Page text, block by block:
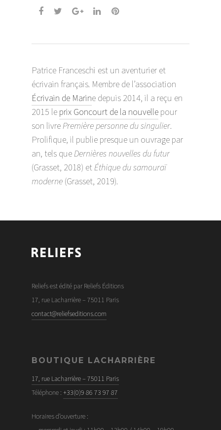
Patrice Franceschi est un aventurier et
écrivain français. Membre de l’association
Écrivain de Marine depuis 2014, il a reçu en
2015 le prix Goncourt de la nouvelle pour
son livrePremière personne du singulier.
Prolifique, il publie presque un ouvrage par
an, tels queDernières nouvelles du futur
(Grasset, 2018) etÉthique du samouraï
moderne (Grasset, 2019).
Reliefs est édité par Reliefs Éditions
17, rue Lacharrière – 75011 Paris
contact@reliefseditions.com
BOUTIQUE LACHARRIÈRE
17, rue Lacharrière – 75011 Paris
Téléphone : +33(0)9 86 73 97 87
Horaires d’ouverture :